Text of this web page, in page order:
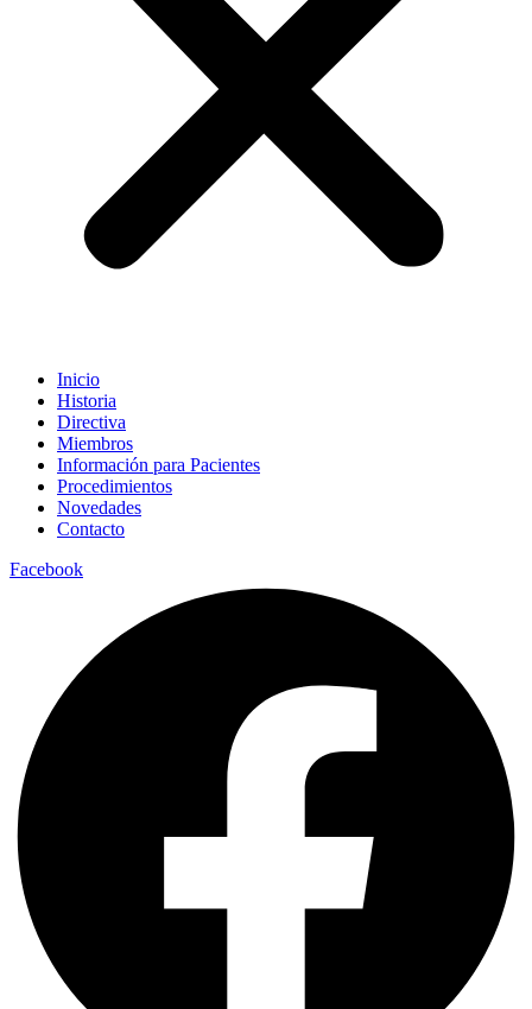
Inicio
Historia
Directiva
Miembros
Información para Pacientes
Procedimientos
Novedades
Contacto
Facebook